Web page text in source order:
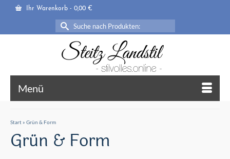
Ihr Warenkorb - 0,00 €
Suche
nach:
Menü
Start » Grün & Form
Grün & Form